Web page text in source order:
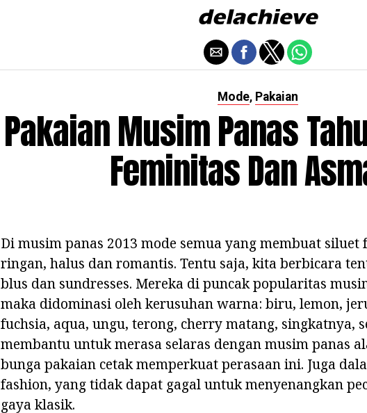
Mode, Pakaian
Pakaian Musim Panas
Feminitas Dan
Di musim panas 2013 mode semua yang membuat
ringan, halus dan romantis. Tentu saja, kita berbicara
blus dan sundresses. Mereka di puncak popularitas
maka didominasi oleh kerusuhan warna: biru, lemon,
fuchsia, aqua, ungu, terong, cherry matang, singkatnya,
membantu untuk merasa selaras dengan musim panas
bunga pakaian cetak memperkuat perasaan ini. Juga
fashion, yang tidak dapat gagal untuk menyenangkan
gaya klasik.